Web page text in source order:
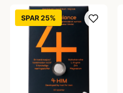
SPAR 25%